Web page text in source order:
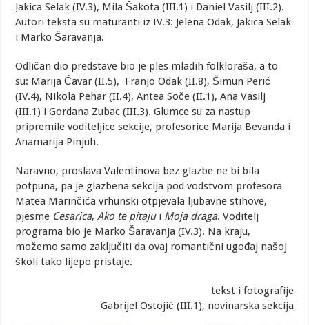
Jakica Selak (IV.3), Mila Šakota (III.1) i Daniel Vasilj (III.2).
Autori teksta su maturanti iz IV.3: Jelena Odak, Jakica Selak
i Marko Šaravanja.
Odličan dio predstave bio je ples mladih folkloraša, a to
su: Marija Ćavar (II.5), Franjo Odak (II.8), Šimun Perić
(IV.4), Nikola Pehar (II.4), Antea Soče (II.1), Ana Vasilj
(III.1) i Gordana Zubac (III.3). Glumce su za nastup
pripremile voditeljice sekcije, profesorice Marija Bevanda i
Anamarija Pinjuh.
Naravno, proslava Valentinova bez glazbe ne bi bila
potpuna, pa je glazbena sekcija pod vodstvom profesora
Matea Marinčića vrhunski otpjevala ljubavne stihove,
pjesme Cesarica,Ako te pitajui Moja draga. Voditelj
programa bio je Marko Šaravanja (IV.3). Na kraju,
možemo samo zaključiti da ovaj romantični ugođaj našoj
školi tako lijepo pristaje.
tekst i fotografije
Gabrijel Ostojić (III.1), novinarska sekcija